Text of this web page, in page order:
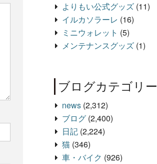
よりもい公式グッズ (11)
イルカソラーレ (16)
ミニウォレット (5)
メンテナンスグッズ (1)
ブログカテゴリー
news (2,312)
ブログ (2,400)
日記 (2,224)
猫 (346)
車・バイク (926)